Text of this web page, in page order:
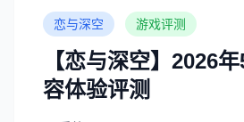
恋与深空 游戏评测
【恋与深空】2026
容体验评测